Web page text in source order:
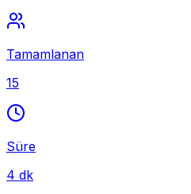
Tamamlanan
15
Süre
4 dk